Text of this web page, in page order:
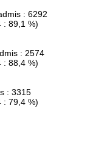
: 6292
: 89,1 %)
: 2574
: 88,4 %)
: 3315
: 79,4 %)